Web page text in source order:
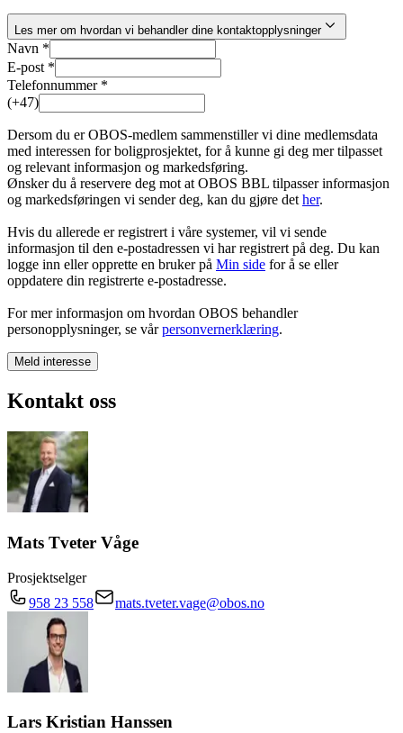
Les mer om hvordan vi behandler dine kontaktopplysninger
Navn *
E-post *
Telefonnummer *
(+47)
Dersom du er OBOS-medlem sammenstiller vi dine medlemsdata
med interessen for boligprosjektet, for å kunne gi deg mer tilpasset
og relevant informasjon og markedsføring.
Ønsker du å reservere deg mot at OBOS BBL tilpasser informasjon
og markedsføringen vi sender deg, kan du gjøre dether.
Hvis du allerede er registrert i våre systemer, vil vi sende
informasjon til den e-postadressen vi har registrert på deg. Du kan
logge inn eller opprette en bruker på Min side for å se eller
oppdatere din registrerte e-postadresse.
For mer informasjon om hvordan OBOS behandler
personopplysninger, se vårpersonvernerklæring.
Meld interesse
Kontakt oss
Mats Tveter Våge
Prosjektselger
958 23 558
mats.tveter.vage@obos.no
Lars Kristian Hanssen